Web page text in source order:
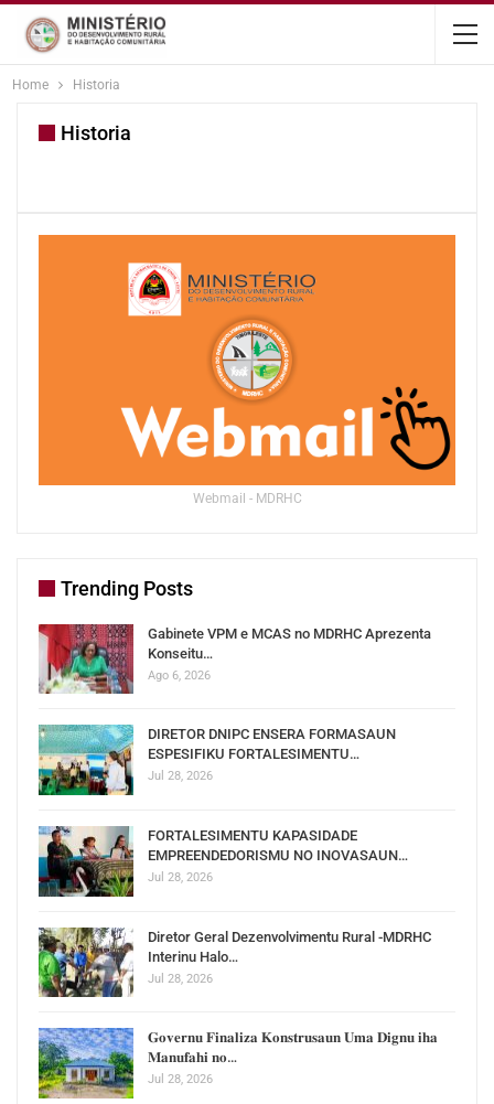
content
Home Historia
Historia
Webmail - MDRHC
Trending Posts
Gabinete VPM e MCAS no MDRHC Aprezenta
Konseitu…
Ago 6, 2026
DIRETOR DNIPC ENSERA FORMASAUN
ESPESIFIKU FORTALESIMENTU…
Jul 28, 2026
FORTALESIMENTU KAPASIDADE
EMPREENDEDORISMU NO INOVASAUN…
Jul 28, 2026
Diretor Geral Dezenvolvimentu Rural -MDRHC
Interinu Halo…
Jul 28, 2026
𝐆𝐨𝐯𝐞𝐫𝐧𝐮 𝐅𝐢𝐧𝐚𝐥𝐢𝐳𝐚 𝐊𝐨𝐧𝐬𝐭𝐫𝐮𝐬𝐚𝐮𝐧 𝐔𝐦𝐚 𝐃𝐢𝐠𝐧𝐮 𝐢𝐡𝐚
𝐌𝐚𝐧𝐮𝐟𝐚𝐡𝐢 𝐧𝐨…
Jul 28, 2026